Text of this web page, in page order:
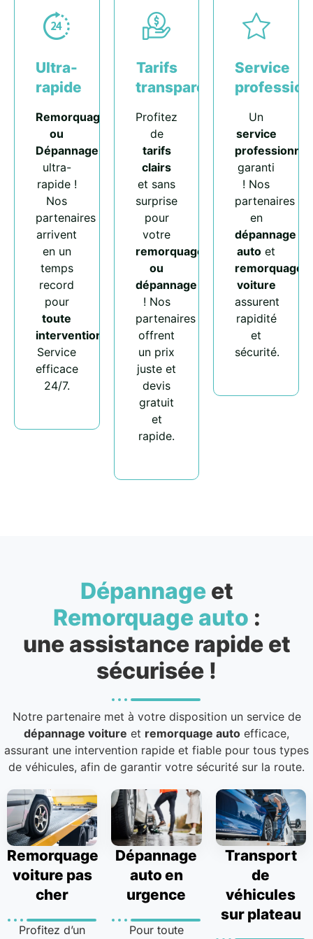
Ultra-
rapide
Remorquage
ou
Dépannage
ultra-
rapide !
Nos
partenaires
arrivent
en un
temps
record
pour
toute
intervention
Service
efficace
24/7.
Tarifs
transparents
Profitez
de
tarifs
clairs
et sans
surprise
pour
votre
remorquage
ou
dépannage
! Nos
partenaires
offrent
un prix
juste et
devis
gratuit
et
rapide.
Service
Un
service
professionnel
garanti
! Nos
partenaires
en
dépannage
auto et
remorquage
voiture
assurent
rapidité
et
sécurité.
Dépannageet
Remorquage auto :
une assistance rapide et
sécurisée !
Notre partenaire met à votre disposition un service de
dépannage voiture et remorquage auto efficace,
assurant une intervention rapide et fiable pour tous types
de véhicules, afin de garantir votre sécurité sur la route.
Remorquage
voiture pas
cher
Profitez d’un
Dépannage
auto en
urgence
Pour toute
Transport
de
véhicules
sur plateau